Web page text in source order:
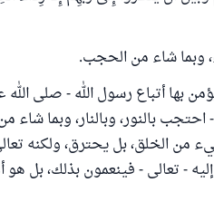
وبما شاء من الحجب.
بها أتباع رسول الله - صلى الله
احتجب بالنور، وبالنار، وبما شاء
من الخلق، بل يحترق، ولكنه
- تعالى - فينعمون بذلك، بل هو